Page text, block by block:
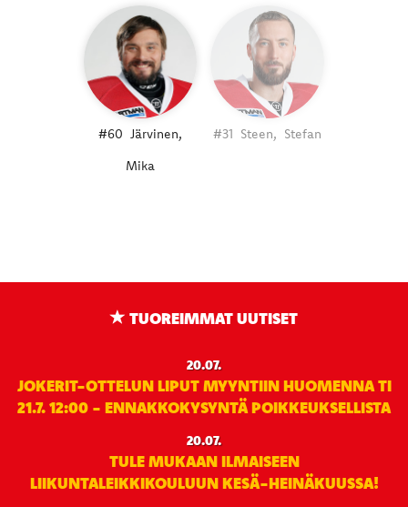
#60 Järvinen,
Mika
#31 Steen, Stefan
TUOREIMMAT UUTISET
20.07.
JOKERIT-OTTELUN LIPUT MYYNTIIN HUOMENNA TI
21.7. 12:00 - ENNAKKOKYSYNTÄ POIKKEUKSELLISTA
20.07.
TULE MUKAAN ILMAISEEN
LIIKUNTALEIKKIKOULUUN KESÄ-HEINÄKUUSSA!